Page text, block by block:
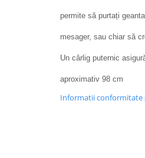
permite să purtați
mesager, sau chiar să
Un cârlig puternic
aproximativ 98 cm
Informatii conformitate